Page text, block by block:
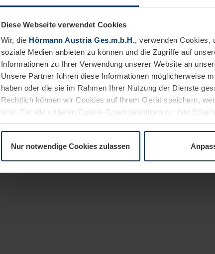
Diese Webseite verwendet Cookies
Wir, die Hörmann Austria Ges.m.b.H., verwenden Cookies,
soziale Medien anbieten zu können und die Zugriffe auf
Informationen zu Ihrer Verwendung unserer Website an
Unsere Partner führen diese Informationen möglicherweise
haben oder die sie im Rahmen Ihrer Nutzung der Dienste
Rechtlich können wir Cookies auf Ihrem Gerät speichern,
sind. Für alle anderen Cookie-Typen benötigen wir Ihre
Erläuterung auf der SeiteDatenschutzerklärungunserer
Nur notwendige Cookies zulassen